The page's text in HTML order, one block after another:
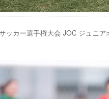
ッカー選手権大会 JOC ジュニ